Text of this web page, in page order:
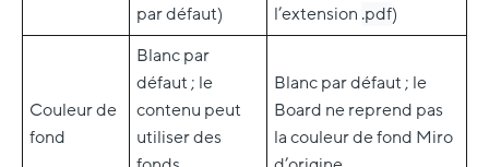
par défaut)
l’extension .pdf)
Couleur de
fond
Blanc par
défaut ; le
contenu peut
utiliser des
Blanc par défaut ; le
Board ne reprend pas
la couleur de fond Miro